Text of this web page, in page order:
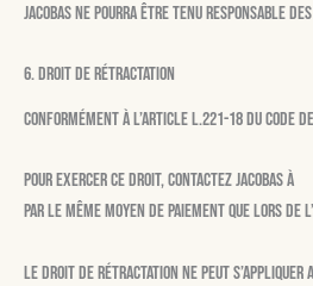
Jacobas ne pourra être tenu responsable
6. Droit de rétractation
Conformément à l’article L.221-18 du Code
Pour exercer ce droit, contactez Jacobas à
par le même moyen de paiement que lors de
Le droit de rétractation ne peut